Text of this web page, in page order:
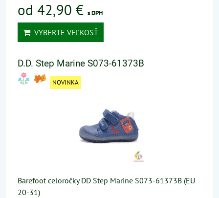
od 42,90 € s DPH
VYBERTE VEĽKOSŤ
D.D. Step Marine S073-61373B
NOVINKA
Barefoot celoročky DD Step Marine S073-61373B (EU
20-31)